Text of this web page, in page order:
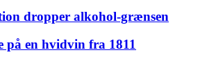
dropper alkohol-grænsen
på en hvidvin fra 1811